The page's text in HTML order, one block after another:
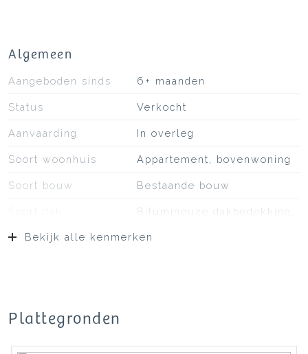
Algemeen
Aangeboden sinds 6+ maanden
Status Verkocht
Aanvaarding In overleg
Soort woonhuis Appartement, bovenwoning
Soort bouw Bestaande bouw
Bitumineuze dakbedekking,
Bekijk alle kenmerken
Plattegronden